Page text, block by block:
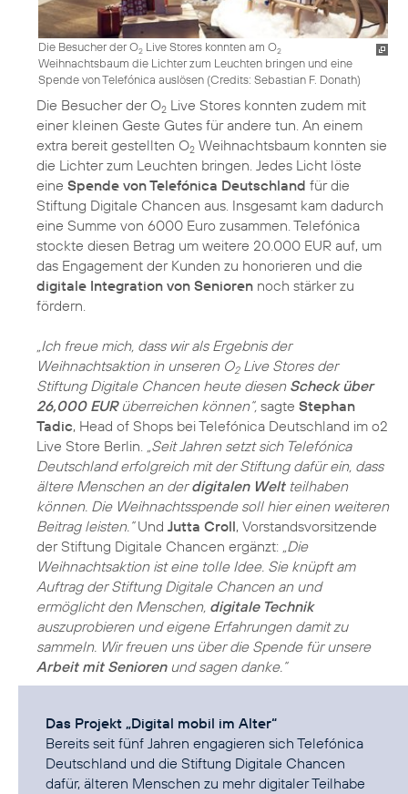
Die Besucher der O2 Live Stores konnten am O2
Weihnachtsbaum die Lichter zum Leuchten bringen und eine
Spende von Telefónica auslösen (Credits: Sebastian F. Donath)
Die Besucher der O2 Live Stores konnten zudem mit
einer kleinen Geste Gutes für andere tun. An einem
extra bereit gestellten O2 Weihnachtsbaum konnten sie
die Lichter zum Leuchten bringen. Jedes Licht löste
eine Spende von Telefónica Deutschland für die
Stiftung Digitale Chancen aus. Insgesamt kam dadurch
eine Summe von 6000 Euro zusammen. Telefónica
stockte diesen Betrag um weitere 20.000 EUR auf, um
das Engagement der Kunden zu honorieren und die
digitale Integration von Senioren noch stärker zu
fördern.
„Ich freue mich, dass wir als Ergebnis der
Weihnachtsaktion in unseren O2Live Stores der
Stiftung Digitale Chancen heute diesen Scheck über
26,000 EURüberreichen können“, sagte Stephan
Tadic, Head of Shops bei Telefónica Deutschland im o2
Live Store Berlin. „Seit Jahren setzt sich Telefónica
Deutschland erfolgreich mit der Stiftung dafür ein, dass
ältere Menschen an derdigitalen Weltteilhaben
können. Die Weihnachtsspende soll hier einen weiteren
Beitrag leisten.“Und Jutta Croll, Vorstandsvorsitzende
der Stiftung Digitale Chancen ergänzt: „Die
Weihnachtsaktion ist eine tolle Idee. Sie knüpft am
Auftrag der Stiftung Digitale Chancen an und
ermöglicht den Menschen, digitale Technik
auszuprobieren und eigene Erfahrungen damit zu
sammeln. Wir freuen uns über die Spende für unsere
Arbeit mit Seniorenund sagen danke.“
Das Projekt „Digital mobil im Alter“
Bereits seit fünf Jahren engagieren sich Telefónica
Deutschland und die Stiftung Digitale Chancen
dafür, älteren Menschen zu mehr digitaler Teilhabe